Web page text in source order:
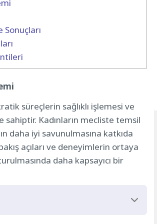
süreçlerin sağlıklı işlemesi ve
Kadınların mecliste temsil
daha iyi savunulmasına katkıda
açıları ve deneyimlerin ortaya
daha kapsayıcı bir